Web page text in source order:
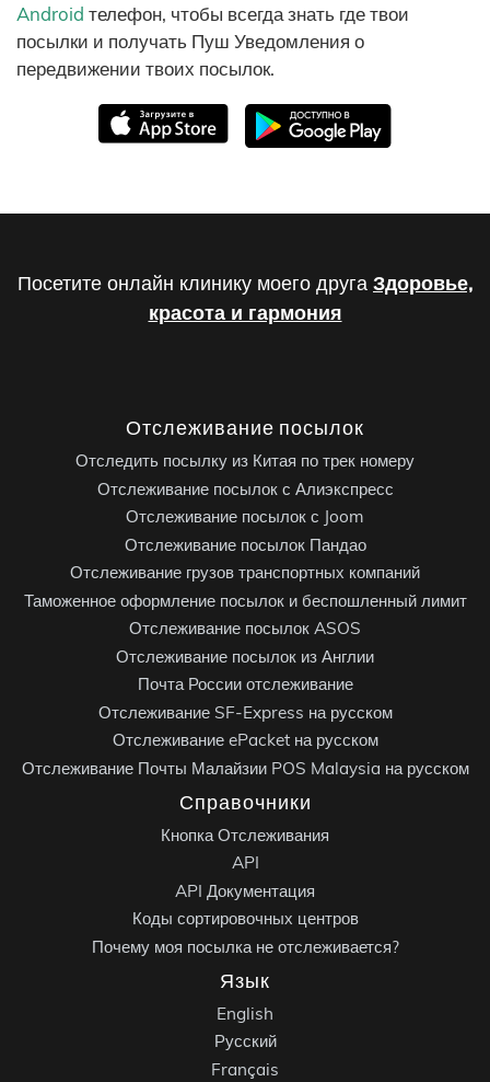
Android телефон, чтобы всегда знать где твои
посылки и получать Пуш Уведомления о
передвижении твоих посылок.
Посетите онлайн клинику моего друга Здоровье,
красота и гармония
Отслеживание посылок
Отследить посылку из Китая по трек номеру
Отслеживание посылок с Алиэкспресс
Отслеживание посылок с Joom
Отслеживание посылок Пандао
Отслеживание грузов транспортных компаний
Таможенное оформление посылок и беспошленный лимит
Отслеживание посылок ASOS
Отслеживание посылок из Англии
Почта России отслеживание
Отслеживание SF-Express на русском
Отслеживание ePacket на русском
Отслеживание Почты Малайзии POS Malaysia на русском
Справочники
Кнопка Отслеживания
API
API Документация
Коды сортировочных центров
Почему моя посылка не отслеживается?
Язык
English
Русский
Français